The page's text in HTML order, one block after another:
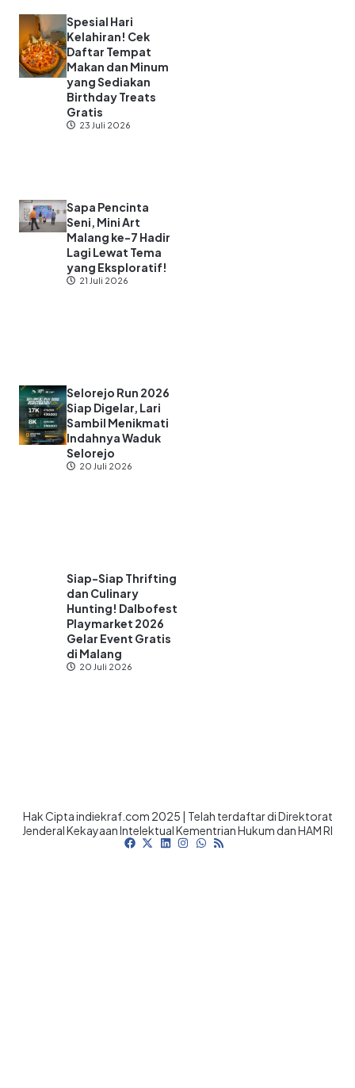
Spesial Hari
Kelahiran! Cek
Daftar Tempat
Makan dan Minum
yang Sediakan
Birthday Treats
Gratis
23 Juli 2026
Sapa Pencinta
Seni, Mini Art
Malang ke-7 Hadir
Lagi Lewat Tema
yang Eksploratif!
21 Juli 2026
Selorejo Run 2026
Siap Digelar, Lari
Sambil Menikmati
Indahnya Waduk
Selorejo
20 Juli 2026
Siap-Siap Thrifting
dan Culinary
Hunting! Dalbofest
Playmarket 2026
Gelar Event Gratis
di Malang
20 Juli 2026
Hak Cipta indiekraf.com 2025 | Telah terdaftar di Direktorat
Jenderal Kekayaan Intelektual Kementrian Hukum dan HAM RI